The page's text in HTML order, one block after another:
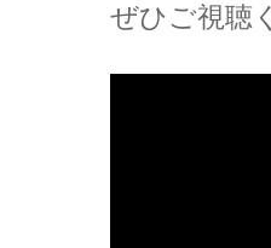
ぜひご視聴